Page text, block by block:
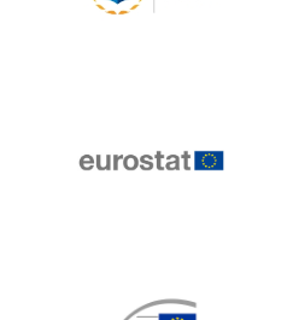
Katharien L.C. Hunt
Klaus-Heiner Lehne